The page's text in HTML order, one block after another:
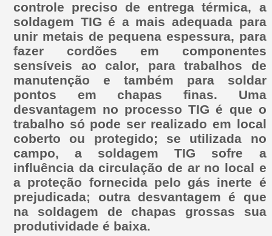
controle preciso de entrega térmica, a
soldagem TIG é a mais adequada para
unir metais de pequena espessura, para
fazer cordões em componentes
sensíveis ao calor, para trabalhos de
manutenção e também para soldar
pontos em chapas finas. Uma
desvantagem no processo TIG é que o
trabalho só pode ser realizado em local
coberto ou protegido; se utilizada no
campo, a soldagem TIG sofre a
influência da circulação de ar no local e
a proteção fornecida pelo gás inerte é
prejudicada; outra desvantagem é que
na soldagem de chapas grossas sua
produtividade é baixa.